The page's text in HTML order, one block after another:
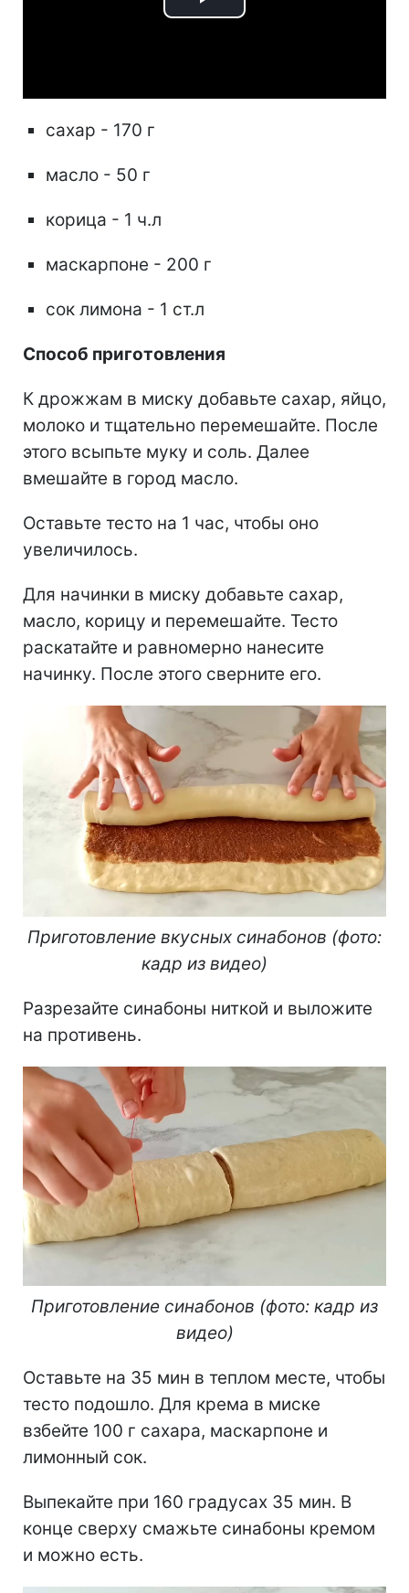
Play
сахар - 170 г
масло - 50 г
корица - 1 ч.л
маскарпоне - 200 г
сок лимона - 1 ст.л
Способ приготовления
К дрожжам в миску добавьте сахар, яйцо,
молоко и тщательно перемешайте. После
этого всыпьте муку и соль. Далее
вмешайте в город масло.
Оставьте тесто на 1 час, чтобы оно
увеличилось.
Для начинки в миску добавьте сахар,
масло, корицу и перемешайте. Тесто
раскатайте и равномерно нанесите
начинку. После этого сверните его.
Приготовление вкусных синабонов (фото:
кадр из видео)
Разрезайте синабоны ниткой и выложите
на противень.
Приготовление синабонов (фото: кадр из
видео)
Оставьте на 35 мин в теплом месте, чтобы
тесто подошло. Для крема в миске
взбейте 100 г сахара, маскарпоне и
лимонный сок.
Выпекайте при 160 градусах 35 мин. В
конце сверху смажьте синабоны кремом
и можно есть.